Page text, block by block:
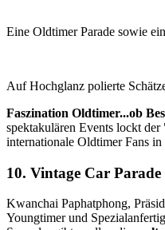
Eine Oldtimer Parade sowie
Auf Hochglanz polierte
Faszination Oldtimer...ob
spektakulären Events lockt
internationale Oldtimer Fans
10. Vintage Car Parade
Kwanchai Paphatphong,
Youngtimer und